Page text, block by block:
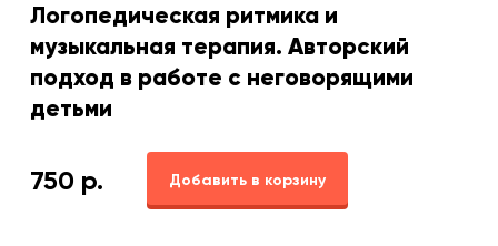
Логопедическая ритмика и
музыкальная терапия. Авторский
подход в работе с неговорящими
детьми
750 р. Добавить в корзину